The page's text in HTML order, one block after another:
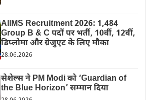
AIIMS Recruitment 2026: 1,484
Group B & C पदों पर भर्ती, 10वीं, 12वीं,
डिप्लोमा और ग्रेजुएट के लिए मौका
28.06.2026
सेशेल्स ने PM Modi को ‘Guardian of
the Blue Horizon’ सम्मान दिया